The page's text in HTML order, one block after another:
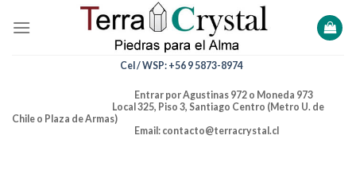
Cel / WSP: +56 9 5873-8974
Entrar por Agustinas 972 o Moneda 973
Local 325, Piso 3, Santiago Centro (Metro U. de
Chile o Plaza de Armas)
Email: contacto@terracrystal.cl